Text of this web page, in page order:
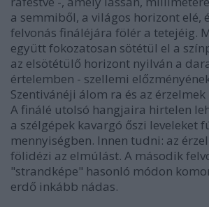
a semmiből, a világos horizont elé,
felvonás fináléjára fölér a tetejéig.
együtt fokozatosan sötétül el a
az elsötétülő horizont nyilván a
értelemben - szellemi
Szentivánéji álom ra és az
A finálé utolsó hangjaira hirtelen
a szélgépek kavargó őszi leveleket
mennyiségben. Innen tudni: az
fölidézi az elmúlást. A második
"strandképe" hasonló módon
erdő inkább nádas.